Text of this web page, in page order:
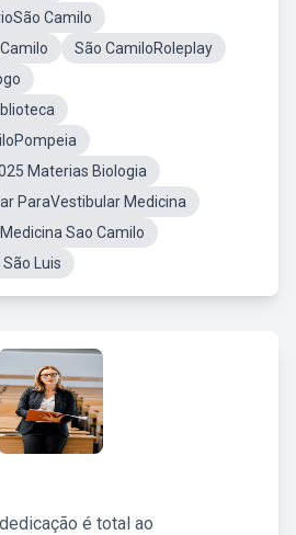
Camilo
São CamiloRoleplay
Materias Biologia
ParaVestibular Medicina
Sao Camilo
Luis
é total ao